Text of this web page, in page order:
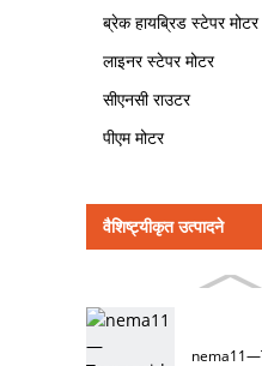
ब्रेक हायब्रिड स्टेपर मोटर
लाइनर स्टेपर मोटर
सीएनसी राउटर
पीएम मोटर
वैशिष्ट्यीकृत उत्पादने